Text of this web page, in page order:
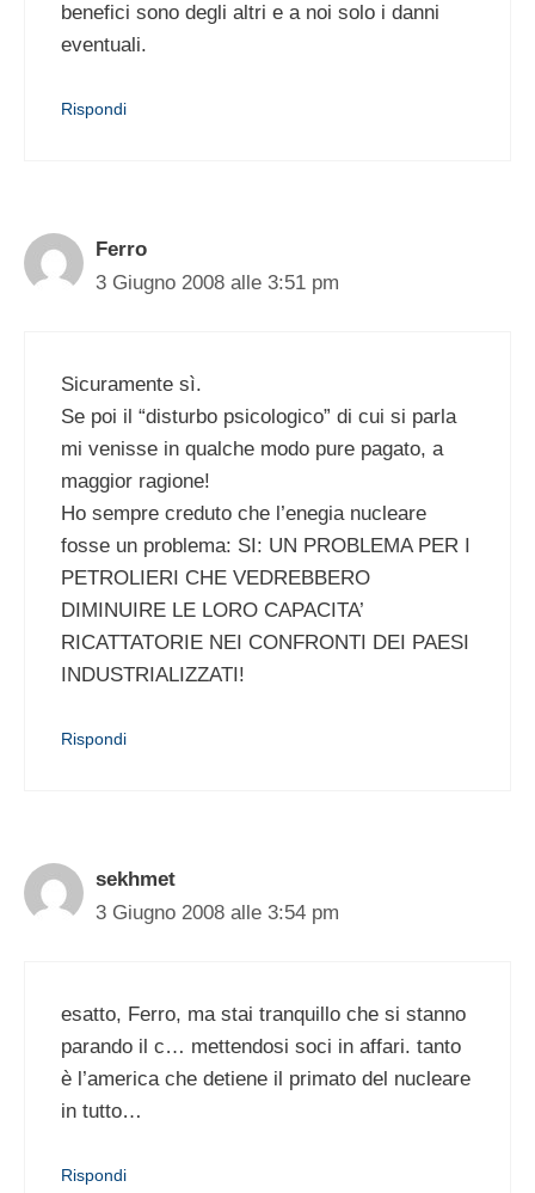
benefici sono degli altri e a noi solo i danni
eventuali.
Rispondi
Ferro
3 Giugno 2008 alle 3:51 pm
Sicuramente sì.
Se poi il “disturbo psicologico” di cui si parla
mi venisse in qualche modo pure pagato, a
maggior ragione!
Ho sempre creduto che l’enegia nucleare
fosse un problema: SI: UN PROBLEMA PER I
PETROLIERI CHE VEDREBBERO
DIMINUIRE LE LORO CAPACITA’
RICATTATORIE NEI CONFRONTI DEI PAESI
INDUSTRIALIZZATI!
Rispondi
sekhmet
3 Giugno 2008 alle 3:54 pm
esatto, Ferro, ma stai tranquillo che si stanno
parando il c… mettendosi soci in affari. tanto
è l’america che detiene il primato del nucleare
in tutto…
Rispondi